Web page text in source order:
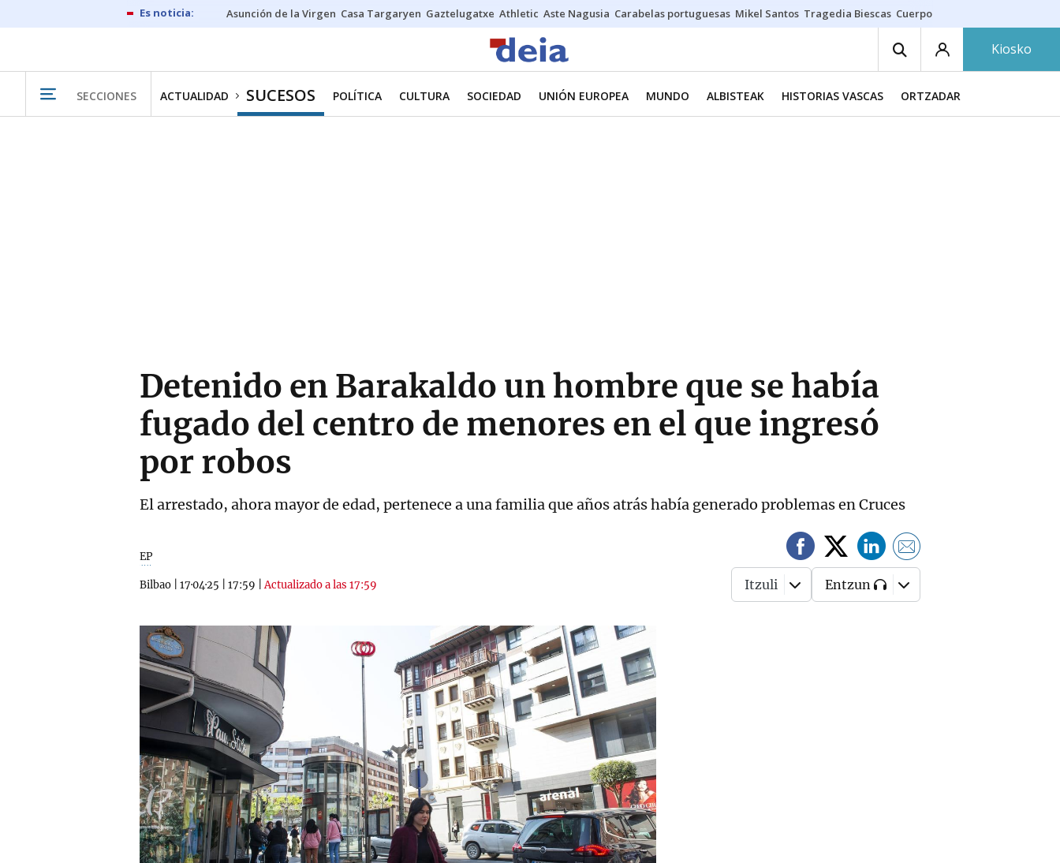
Asunción de la Virgen Casa Targaryen Gaztelugatxe Athletic Aste Nagusia Carabelas portuguesas Mikel Santos Tragedia Biescas Cuerpo ría
Kiosko
SECCIONES ACTUALIDAD SUCESOS POLÍTICA CULTURA SOCIEDAD UNIÓN EUROPEA MUNDO ALBISTEAK HISTORIAS VASCAS ORTZADAR
Detenido en Barakaldo un hombre que se había
fugado del centro de menores en el que ingresó
por robos
El arrestado, ahora mayor de edad, pertenece a una familia que años atrás había generado problemas en Cruces
EP
Bilbao 17·04·25 17:59 |Actualizado a las 17:59 Itzuli Entzun